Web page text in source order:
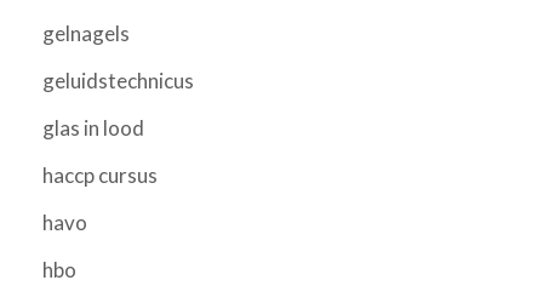
gelnagels
geluidstechnicus
glas in lood
haccp cursus
havo
hbo